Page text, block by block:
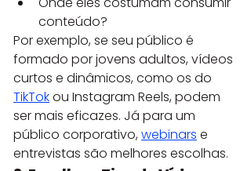
conteúdo?
Por exemplo, se seu público é
formado por jovens adultos, vídeos
curtos e dinâmicos, como os do
TikTok ou Instagram Reels, podem
ser mais eficazes. Já para um
público corporativo, webinars e
entrevistas são melhores escolhas.